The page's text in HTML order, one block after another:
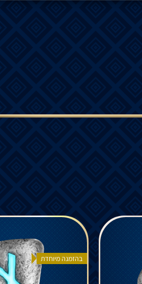
בהזמנה מיוחדת